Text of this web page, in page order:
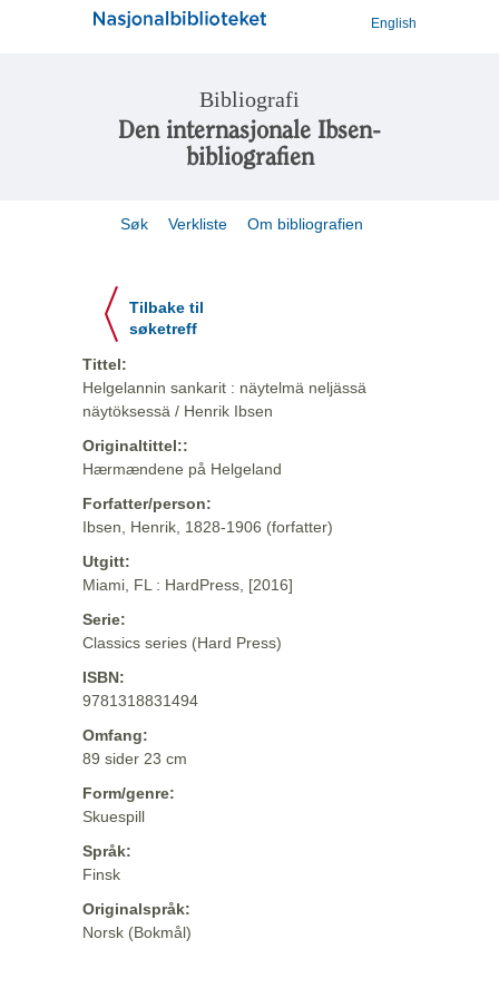
English
Bibliografi
Den internasjonale Ibsen-
bibliografien
Søk Verkliste Om bibliografien
Tilbake til
søketreff
Tittel:
Helgelannin sankarit : näytelmä neljässä
näytöksessä / Henrik Ibsen
Originaltittel::
Hærmændene på Helgeland
Forfatter/person:
Ibsen, Henrik, 1828-1906 (forfatter)
Utgitt:
Miami, FL : HardPress, [2016]
Serie:
Classics series (Hard Press)
ISBN:
9781318831494
Omfang:
89 sider 23 cm
Form/genre:
Skuespill
Språk:
Finsk
Originalspråk:
Norsk (Bokmål)